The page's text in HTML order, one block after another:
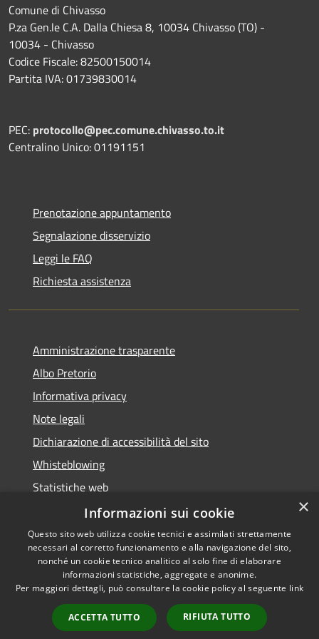
Comune di Chivasso
P.za Gen.le C.A. Dalla Chiesa 8, 10034 Chivasso (TO) -
10034 - Chivasso
Codice Fiscale: 82500150014
Partita IVA: 01739830014
PEC: protocollo@pec.comune.chivasso.to.it
Centralino Unico: 01191151
Prenotazione appuntamento
Segnalazione disservizio
Leggi le FAQ
Richiesta assistenza
Amministrazione trasparente
Albo Pretorio
Informativa privacy
Note legali
Dichiarazione di accessibilità del sito
Whisteblowing
Statistiche web
Segnalazioni di non conformità
RSS
Accessibility
Copyright © 2026 • Town of •
Municipium
Admin access
×
Informazioni sui cookie
Questo sito web utilizza cookie tecnici e assimilati strettamente
necessari al corretto funzionamento e alla navigazione del sito,
nonché un cookie tecnico analitico al solo fine di elaborare
informazioni statistiche, aggregate e anonime.
Per maggiori dettagli, può consultare la cookie policy al seguente link
ACCETTA TUTTO RIFIUTA TUTTO